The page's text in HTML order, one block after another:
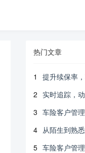
热门文章
1
提升续保率
2 实时追踪，
3 车险客户管
4 从陌生到熟
5 车险客户管